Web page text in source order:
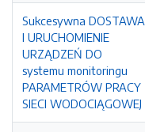
Sukcesywna DOSTAWA
I URUCHOMIENIE
URZĄDZEŃ DO
systemu monitoringu
PARAMETRÓW PRACY
SIECI WODOCIĄGOWEJ